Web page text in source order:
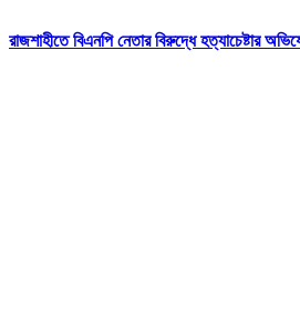
রাজশাহীতে বিএনপি নেতার বিরুদ্ধে হত্যাচেষ্টার